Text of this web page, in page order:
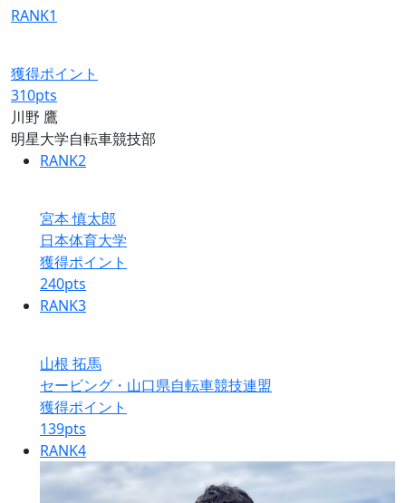
RANK1
獲得ポイント
310pts
川野 鷹
明星大学自転車競技部
RANK2
宮本 慎太郎
日本体育大学
獲得ポイント
240pts
RANK3
山根 拓馬
セービング・山口県自転車競技連盟
獲得ポイント
139pts
RANK4